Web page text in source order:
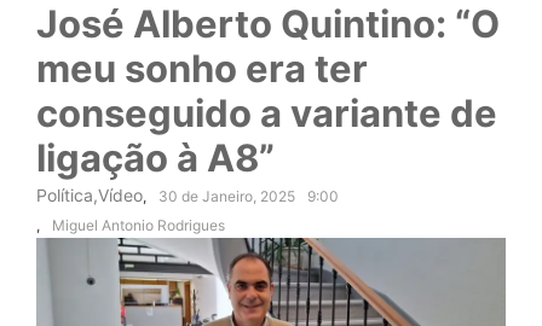
José Alberto Quintino: “O
meu sonho era ter
conseguido a variante de
ligação à A8”
Política,Vídeo, 30 de Janeiro, 2025
9:00
,
Miguel Antonio Rodrigues